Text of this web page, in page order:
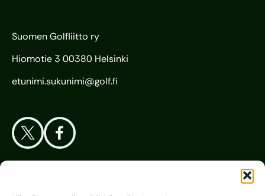
Suomen Golfliitto ry
Hiomotie 3 00380 Helsinki
etunimi.sukunimi@golf.fi